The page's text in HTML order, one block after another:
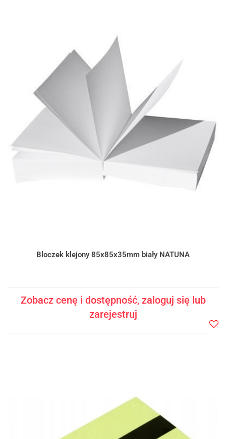
Bloczek klejony 85x85x35mm biały NATUNA
Zobacz cenę i dostępność, zaloguj się lub
zarejestruj